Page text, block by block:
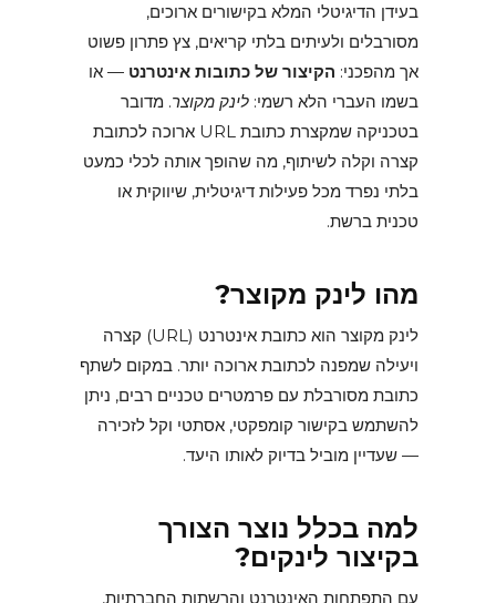
בעידן הדיגיטלי המלא בקישורים ארוכים,
מסורבלים ולעיתים בלתי קריאים, צץ פתרון פשוט
אך מהפכני: הקיצור של כתובות אינטרנט — או
בשמו העברי הלא רשמי: לינק מקוצר. מדובר
בטכניקה שמקצרת כתובת URL ארוכה לכתובת
קצרה וקלה לשיתוף, מה שהופך אותה לכלי כמעט
בלתי נפרד מכל פעילות דיגיטלית, שיווקית או
טכנית ברשת.
מהו לינק מקוצר?
לינק מקוצר הוא כתובת אינטרנט (URL) קצרה
ויעילה שמפנה לכתובת ארוכה יותר. במקום לשתף
כתובת מסורבלת עם פרמטרים טכניים רבים, ניתן
להשתמש בקישור קומפקטי, אסתטי וקל לזכירה
— שעדיין מוביל בדיוק לאותו היעד.
למה בכלל נוצר הצורך
בקיצור לינקים?
עם התפתחות האינטרנט והרשתות החברתיות,